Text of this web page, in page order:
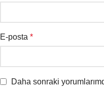
E-posta *
Daha sonraki